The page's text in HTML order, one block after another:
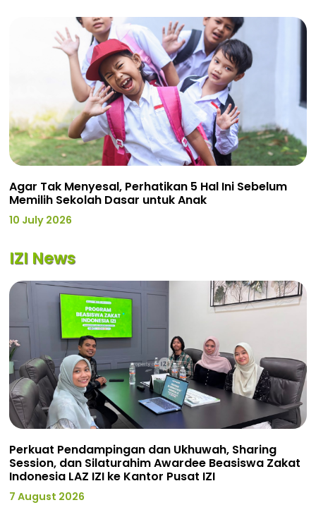
Agar Tak Menyesal, Perhatikan 5 Hal Ini Sebelum
Memilih Sekolah Dasar untuk Anak
10 July 2026
IZI News
Perkuat Pendampingan dan Ukhuwah, Sharing
Session, dan Silaturahim Awardee Beasiswa Zakat
Indonesia LAZ IZI ke Kantor Pusat IZI
7 August 2026